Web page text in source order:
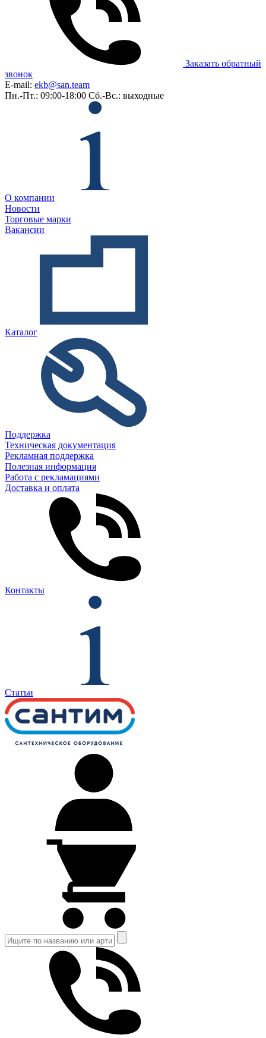
Заказать обратный
звонок
E-mail: ekb@san.team
Пн.-Пт.: 09:00-18:00 Сб.-Вс.: выходные
О компании
Новости
Торговые марки
Вакансии
Каталог
Поддержка
Техническая документация
Рекламная поддержка
Полезная информация
Работа с рекламациями
Доставка и оплата
Контакты
Статьи